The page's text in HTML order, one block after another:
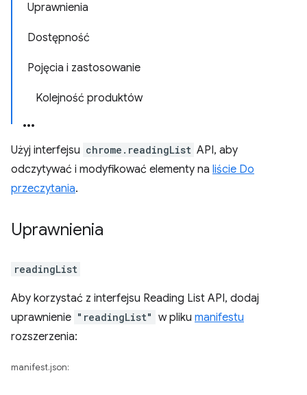
Uprawnienia
Dostępność
Pojęcia i zastosowanie
Kolejność produktów
Użyj interfejsu chrome.readingList API, aby
odczytywać i modyfikować elementy na liście Do
przeczytania.
Uprawnienia
readingList
Aby korzystać z interfejsu Reading List API, dodaj
uprawnienie "readingList" w pliku manifestu
rozszerzenia:
manifest.json: